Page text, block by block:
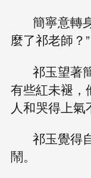
簡寧意轉
麼了祁老師？”
祁玉望著
有些紅未褪，
人和哭得上氣
祁玉覺得
鬧。